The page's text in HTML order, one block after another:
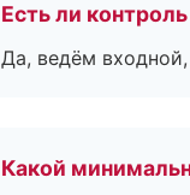
Есть ли
Да, ведём
Какой